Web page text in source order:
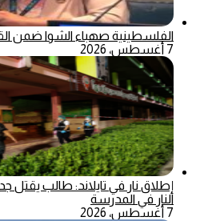
الفلسطينية صهباء الشوا ضمن
7 أغسطس، 2026
إطلاق نار في تايلاند: طالب يقتل
النار في المدرسة
7 أغسطس، 2026